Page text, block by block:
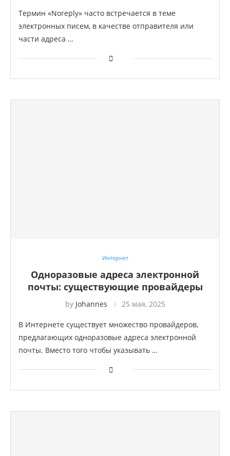
Термин «Noreply» часто встречается в теме
электронных писем, в качестве отправителя или
части адреса …
Интернет
Одноразовые адреса электронной
почты: существующие провайдеры
by Johannes 25 мая, 2025
В Интернете существует множество провайдеров,
предлагающих одноразовые адреса электронной
почты. Вместо того чтобы указывать …